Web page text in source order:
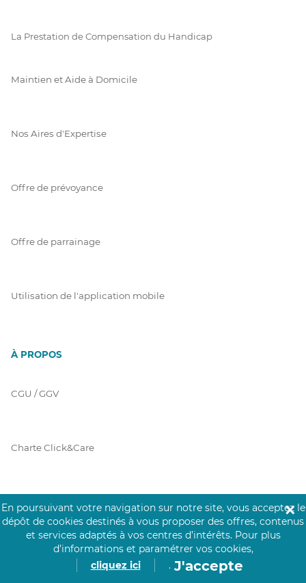
La Prestation de Compensation du Handicap
Maintien et Aide à Domicile
Nos Aires d'Expertise
Offre de prévoyance
Offre de parrainage
Utilisation de l'application mobile
À PROPOS
CGU / GGV
Charte Click&Care
Code de Déontologie
Mentions Légales
En poursuivant votre navigation sur notre site, vous acceptez le
dépôt de cookies destinés à vous proposer des offres, contenus
et services adaptés à vos centres d’intérêts. Pour plus
d’informations et paramétrer vos cookies,
cliquez ici
. J'accepte
✕